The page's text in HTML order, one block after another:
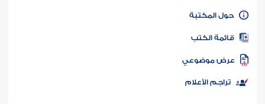
كتاب الأمة
المكتبة
الكتب
موضوعي